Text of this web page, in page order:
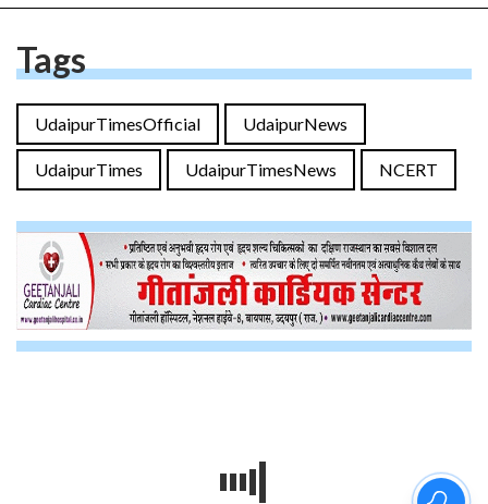
Tags
UdaipurTimesOfficial UdaipurNews
UdaipurTimes UdaipurTimesNews NCERT